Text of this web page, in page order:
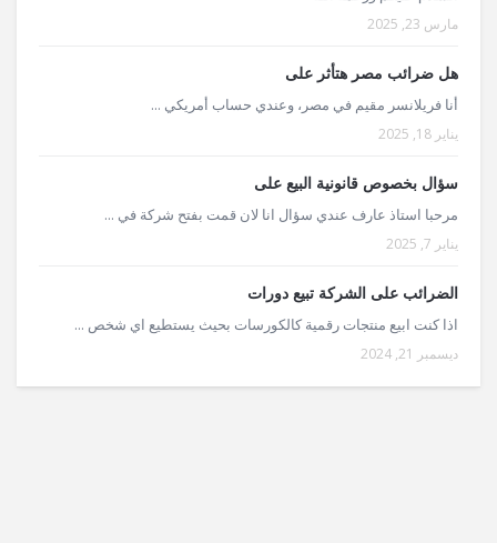
مارس 23, 2025
هل ضرائب مصر هتأثر على
أنا فريلانسر مقيم في مصر، وعندي حساب أمريكي ...
يناير 18, 2025
سؤال بخصوص قانونية البيع على
مرحبا استاذ عارف عندي سؤال انا لان قمت بفتح شركة في ...
يناير 7, 2025
الضرائب على الشركة تبيع دورات
اذا كنت ابيع منتجات رقمية كالكورسات بحيث يستطيع اي شخص ...
ديسمبر 21, 2024